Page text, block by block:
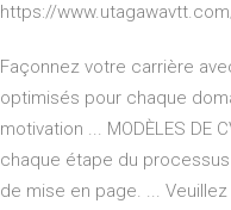
https://
Façonnez votre carrière
optimisés pour chaque
motivation ... MODÈLES DE
chaque étape du
de mise en page. ...